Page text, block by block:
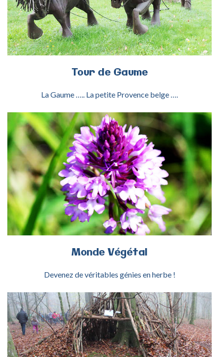
Tour de Gaume
La Gaume ….. La petite Provence belge ….
ACTIVITÉ MONDE VÉGÉTAL
Monde Végétal
Devenez de véritables génies en herbe !
ACTIVITÉ VILLAGE NATUREL